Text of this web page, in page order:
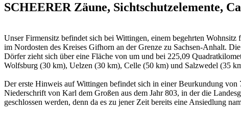
SCHEERER Zäune, Sichtschutzelemente,
Unser Firmensitz befindet sich bei Wittingen, einem begehrten
im Nordosten des Kreises Gifhorn an der Grenze zu Sachsen-Anhalt.
Dörfer zieht sich über eine Fläche von um und bei 225,09
Wolfsburg (30 km), Uelzen (30 km), Celle (50 km) und Salzwedel (35
Der erste Hinweis auf Wittingen befindet sich in einer Beurkundung
Niederschrift von Karl dem Großen aus dem Jahr 803, in der die
geschlossen werden, denn da es zu jener Zeit bereits eine Ansiedlung